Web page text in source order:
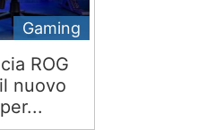
Gaming
ROG
nuovo